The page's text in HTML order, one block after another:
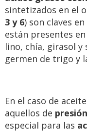
sintetizados en el
3 y 6) son claves
están presentes
lino, chía, girasol y
germen de trigo y
En el caso de
aquellos de
especial para las